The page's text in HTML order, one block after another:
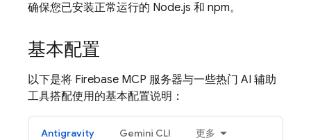
确保您已安装正常运行的 Node.js 和 npm。
基本配置
以下是将 Firebase MCP 服务器与一些热门 AI 辅助
工具搭配使用的基本配置说明：
Antigravity Gemini CLI 更多